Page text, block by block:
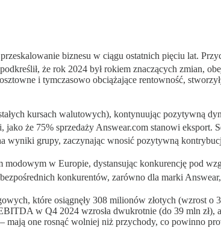
biznesu w ciągu ostatnich pięciu lat.
że rok 2024 był rokiem znaczących zmian,
i tymczasowo obciążające rentowność,
kursach walutowych), kontynuując pozytywną
że 75% sprzedaży Answear.com stanowi eksport.
wyniki grupy, zaczynając wnosić pozytywną
modowym w Europie, dystansując konkurencję pod
konkurentów, zarówno dla marki
które osiągnęły 308 milionów złotych (wzrost o
w Q4 2024 wzrosła dwukrotnie (do 39 mln zł),
one rosnąć wolniej niż przychody, co powinno